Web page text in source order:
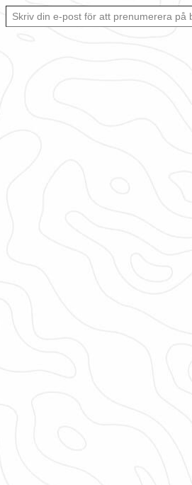
Hoppa
Skriv din e-post för att prenumerera på bloggen… Ett enkelt sätt att hålla sig uppdaterad automatiskt.